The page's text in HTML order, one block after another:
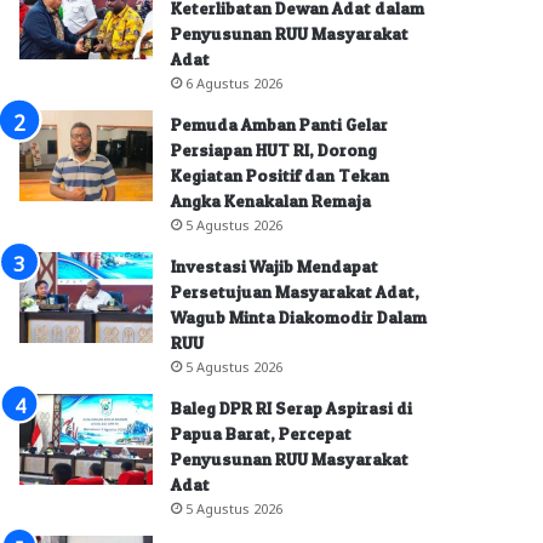
Keterlibatan Dewan Adat dalam
Penyusunan RUU Masyarakat
Adat
6 Agustus 2026
Pemuda Amban Panti Gelar
Persiapan HUT RI, Dorong
Kegiatan Positif dan Tekan
Angka Kenakalan Remaja
5 Agustus 2026
Investasi Wajib Mendapat
Persetujuan Masyarakat Adat,
Wagub Minta Diakomodir Dalam
RUU
5 Agustus 2026
Baleg DPR RI Serap Aspirasi di
Papua Barat, Percepat
Penyusunan RUU Masyarakat
Adat
5 Agustus 2026